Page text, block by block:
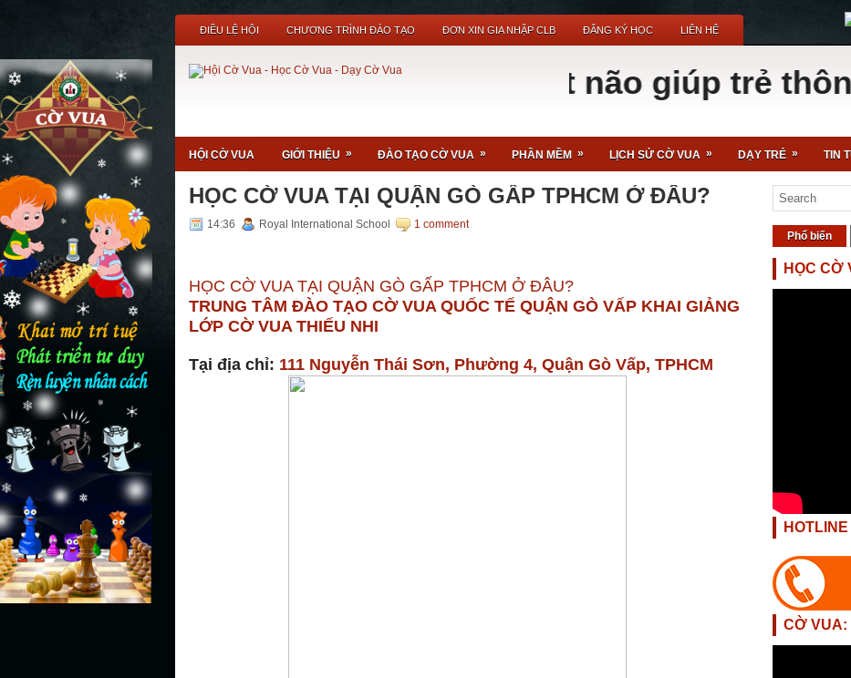
ĐIỀU LỆ HỘI CHƯƠNG TRÌNH ĐÀO TẠO ĐƠN XIN GIA NHẬP CLB ĐĂNG KÝ HỌC LIÊN HỆ
khai mở trí tuệ, kích hoạt não giúp trẻ thông
HỘI CỜ VUA GIỚI THIỆU » ĐÀO TẠO CỜ VUA » PHẦN MỀM » LỊCH SỬ CỜ VUA » DẠY TRẺ » TIN
HỌC CỜ VUA TẠI QUẬN GÒ GẤP TPHCM Ở ĐÂU?
14:36 Royal International School 1 comment
HỌC CỜ VUA TẠI QUẬN GÒ GẤP TPHCM Ở ĐÂU?
TRUNG TÂM ĐÀO TẠO CỜ VUA QUỐC TẾ QUẬN GÒ VẤP KHAI GIẢNG
LỚP CỜ VUA THIẾU NHI
Tại địa chỉ: 111 Nguyễn Thái Sơn, Phường 4, Quận Gò Vấp, TPHCM
Phổ biến
HỌC CỜ
CỜ VUA: